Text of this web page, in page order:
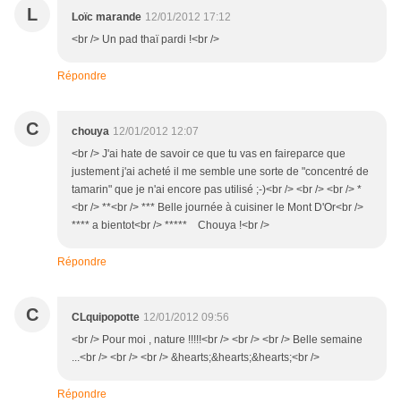
L Loïc marande 12/01/2012 17:12
<br /> Un pad thaï pardi !<br />
Répondre
C chouya 12/01/2012 12:07
<br /> J'ai hate de savoir ce que tu vas en faireparce que
justement j'ai acheté il me semble une sorte de "concentré de
tamarin" que je n'ai encore pas utilisé ;-)<br /> <br /> <br /> *
<br /> **<br /> *** Belle journée à cuisiner le Mont D'Or<br />
**** a bientot<br /> ***** Chouya !<br />
Répondre
C CLquipopotte 12/01/2012 09:56
<br /> Pour moi , nature !!!!!<br /> <br /> <br /> Belle semaine
...<br /> <br /> <br /> &hearts;&hearts;&hearts;<br />
Répondre